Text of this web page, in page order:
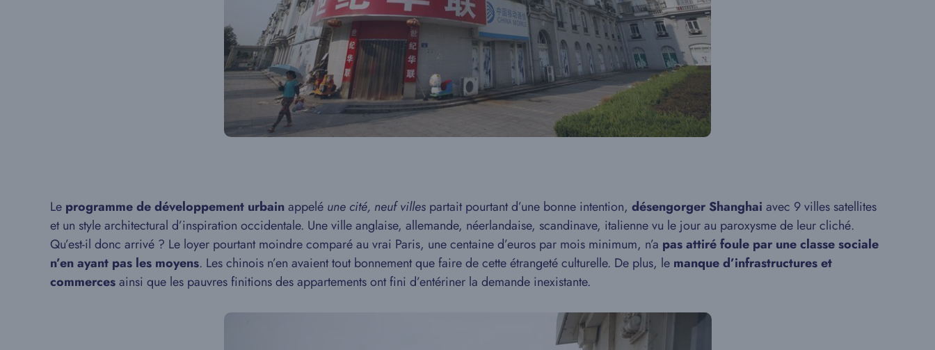
Le programme de développement urbainappelé une cité, neuf villes partait pourtant d’une bonne intention, désengorger Shanghai avec 9 villes satellites
et un style architectural d’inspiration occidentale. Une ville anglaise, allemande, néerlandaise, scandinave, italienne vu le jour au paroxysme de leur cliché.
Qu’est-il donc arrivé ? Le loyer pourtant moindre comparé au vrai Paris, une centaine d’euros par mois minimum, n’a pas attiré foule par une classe sociale
n’en ayant pas les moyens. Les chinois n’en avaient tout bonnement que faire de cette étrangeté culturelle. De plus, le manque d’infrastructures et
commercesainsi que les pauvres finitions des appartements ont fini d’entériner la demande inexistante.